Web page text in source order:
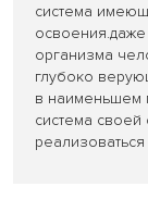
система
организма
глубоко
в наименьшем
система
реализоваться